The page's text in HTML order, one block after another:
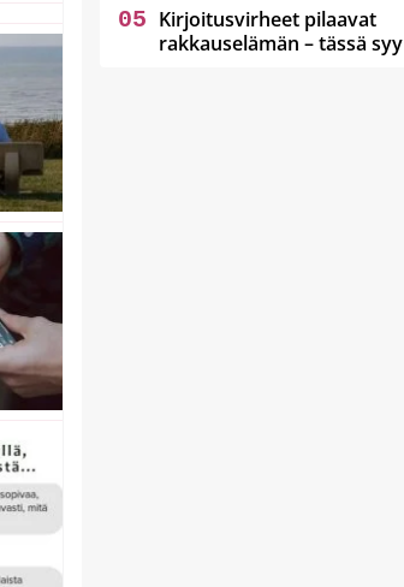
Kirjoitusvirheet pilaavat
rakkauselämän – tässä syy